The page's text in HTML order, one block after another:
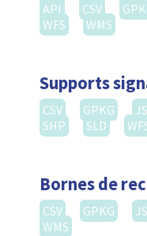
API
CSV
WFS
WMS
Supports
CSV GPKG
SHP
SLD
Bornes de
CSV GPKG
WMS